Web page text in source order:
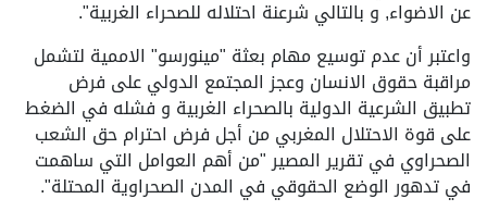
عن الاضواء, و بالتالي شرعنة احتلاله للصحراء الغربية".
واعتبر أن عدم توسيع مهام بعثة "مينورسو" الاممية لتشمل
مراقبة حقوق الانسان وعجز المجتمع الدولي على فرض
تطبيق الشرعية الدولية بالصحراء الغربية و فشله في الضغط
على قوة الاحتلال المغربي من أجل فرض احترام حق الشعب
الصحراوي في تقرير المصير "من أهم العوامل التي ساهمت
في تدهور الوضع الحقوقي في المدن الصحراوية المحتلة".